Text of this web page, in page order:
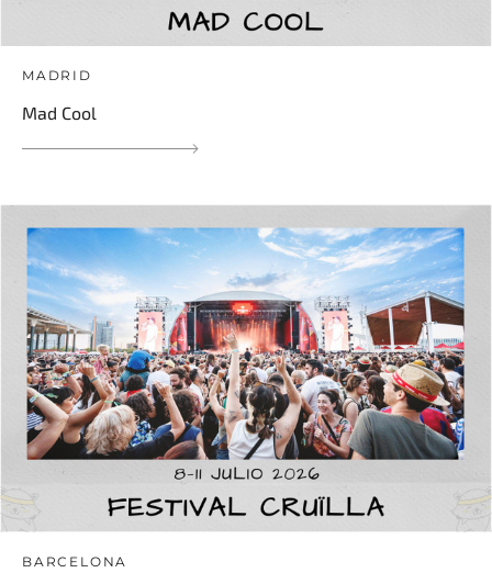
MADRID
Mad Cool
BARCELONA